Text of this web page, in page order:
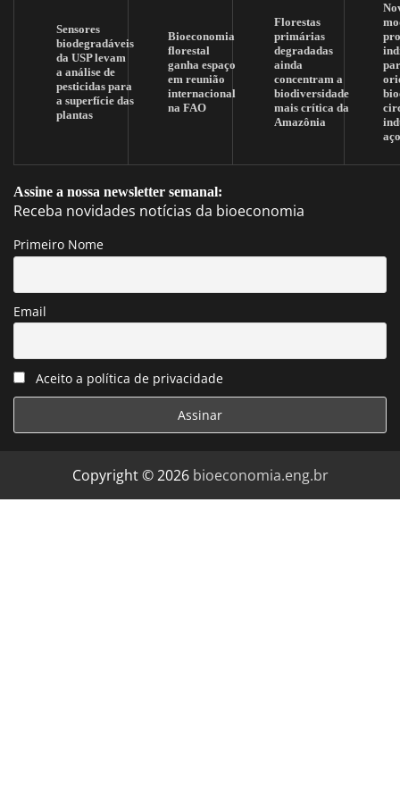
Sensores
biodegradáveis
da USP levam
a análise de
pesticidas para
a superfície das
plantas
Bioeconomia
florestal
ganha espaço
em reunião
internacional
na FAO
Florestas
primárias
degradadas
ainda
concentram a
biodiversidade
mais crítica da
Amazônia
Assine a nossa newsletter semanal:
Receba novidades notícias da bioeconomia
Primeiro Nome
Email
Aceito a política de privacidade
Copyright © 2026 bioeconomia.eng.br